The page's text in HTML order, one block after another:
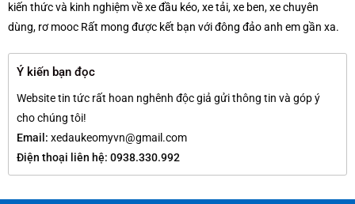
kiến thức và kinh nghiệm về xe đầu kéo, xe tải, xe ben, xe chuyên
dùng, rơ mooc Rất mong được kết bạn với đông đảo anh em gần xa.
Ý kiến bạn đọc
Website tin tức rất hoan nghênh độc giả gửi thông tin và góp ý
cho chúng tôi!
Email: xedaukeomyvn@gmail.com
Điện thoại liên hệ: 0938.330.992